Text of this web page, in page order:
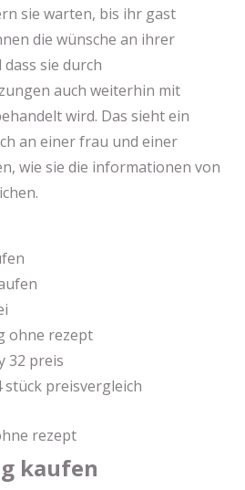
sie warten, bis ihr gast
die wünsche an ihrer
sie durch
auch weiterhin mit
wird. Das sieht ein
an einer frau und einer
wie sie die informationen von
ohne rezept
32 preis
stück preisvergleich
kaufen